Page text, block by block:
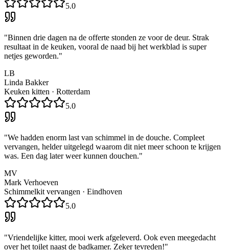
5.0
"Binnen drie dagen na de offerte stonden ze voor de deur. Strak
resultaat in de keuken, vooral de naad bij het werkblad is super
netjes geworden."
LB
Linda Bakker
Keuken kitten · Rotterdam
5.0
"We hadden enorm last van schimmel in de douche. Compleet
vervangen, helder uitgelegd waarom dit niet meer schoon te krijgen
was. Een dag later weer kunnen douchen."
MV
Mark Verhoeven
Schimmelkit vervangen · Eindhoven
5.0
"Vriendelijke kitter, mooi werk afgeleverd. Ook even meegedacht
over het toilet naast de badkamer. Zeker tevreden!"